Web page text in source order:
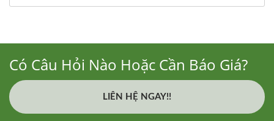
Có Câu Hỏi Nào Hoặc Cần Báo Giá?
LIÊN HỆ NGAY!!